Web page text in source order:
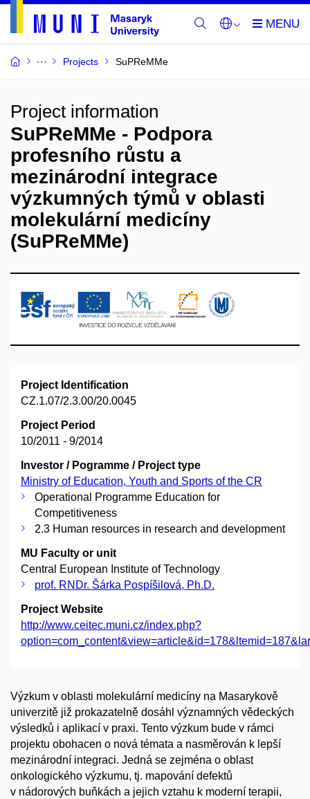
Projects SuPReMMe
Project information
SuPReMMe - Podpora
profesního růstu a
mezinárodní integrace
výzkumných týmů v oblasti
molekulární medicíny
(SuPReMMe)
Project Identification
CZ.1.07/2.3.00/20.0045
Project Period
10/2011 - 9/2014
Investor / Pogramme / Project type
Ministry of Education, Youth and Sports of the CR
Operational Programme Education for
Competitiveness
2.3 Human resources in research and development
MU Faculty or unit
Central European Institute of Technology
prof. RNDr. Šárka Pospíšilová, Ph.D.
Project Website
http://www.ceitec.muni.cz/index.php?
Výzkum v oblasti molekulární medicíny na Masarykově
univerzitě již prokazatelně dosáhl významných vědeckých
výsledků i aplikací v praxi. Tento výzkum bude v rámci
projektu obohacen o nová témata a nasměrován k lepší
mezinárodní integraci. Jedná se zejména o oblast
onkologického výzkumu, tj. mapování defektů
v nádorových buňkách a jejich vztahu k moderní terapii,